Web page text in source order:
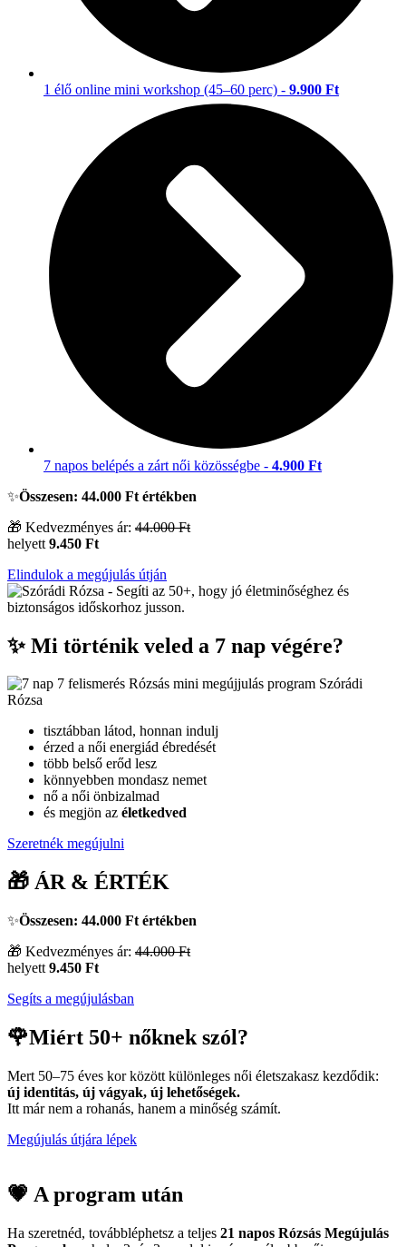
1 élő online mini workshop (45–60 perc) - 9.900 Ft
7 napos belépés a zárt női közösségbe - 4.900 Ft
✨Összesen: 44.000 Ft értékben
🎁 Kedvezményes ár: 44.000 Ft
helyett 9.450 Ft
Elindulok a megújulás útján
✨ Mi történik veled a 7 nap végére?
tisztábban látod, honnan indulj
érzed a női energiád ébredését
több belső erőd lesz
könnyebben mondasz nemet
nő a női önbizalmad
és megjön az életkedved
Szeretnék megújulni
🎁 ÁR & ÉRTÉK
✨Összesen: 44.000 Ft értékben
🎁 Kedvezményes ár: 44.000 Ft
helyett 9.450 Ft
Segíts a megújulásban
🌹Miért 50+ nőknek szól?
Mert 50–75 éves kor között különleges női életszakasz kezdődik:
új identitás, új vágyak, új lehetőségek.
Itt már nem a rohanás, hanem a minőség számít.
Megújulás útjára lépek
💗 A program után
Ha szeretnéd, továbbléphetsz a teljes 21 napos Rózsás Megújulás